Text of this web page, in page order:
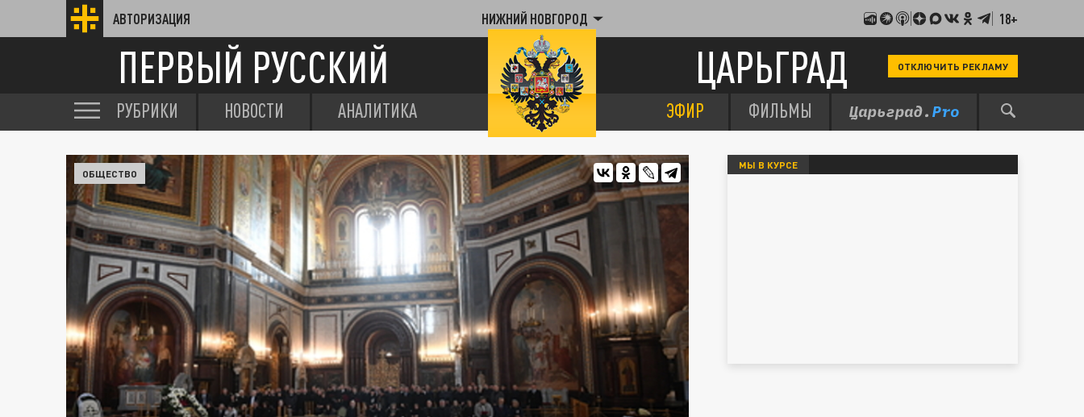
АВТОРИЗАЦИЯ НИЖНИЙ НОВГОРОД 18+
ПЕРВЫЙ РУССКИЙ ЦАРЬГРАД ОТКЛЮЧИТЬ РЕКЛАМУ
РУБРИКИ НОВОСТИ АНАЛИТИКА ЭФИР ФИЛЬМЫ
ОБЩЕСТВО
МЫ В КУРСЕ